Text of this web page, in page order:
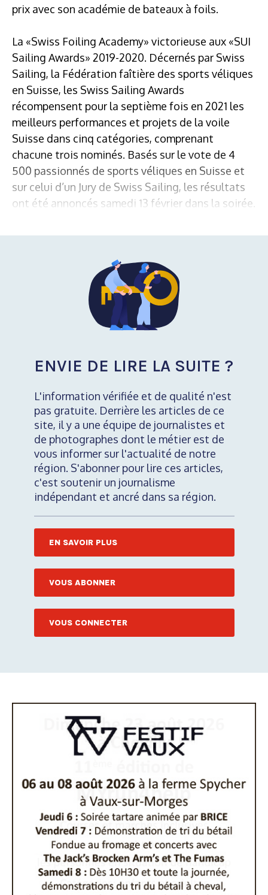
prix avec son académie de bateaux à foils.
La «Swiss Foiling Academy» victorieuse aux «SUI
Sailing Awards» 2019-2020. Décernés par Swiss
Sailing, la Fédération faîtière des sports véliques
en Suisse, les Swiss Sailing Awards
récompensent pour la septième fois en 2021 les
meilleurs performances et projets de la voile
Suisse dans cinq catégories, comprenant
chacune trois nominés. Basés sur le vote de 4
500 passionnés de sports véliques en Suisse et
sur celui d’un Jury de Swiss Sailing, les résultats
ont été annoncés samedi 13 février dans la soirée.
ENVIE DE LIRE LA SUITE ?
L'information vérifiée et de qualité n'est
pas gratuite. Derrière les articles de ce
site, il y a une équipe de journalistes et
de photographes dont le métier est de
vous informer sur l'actualité de notre
région. S'abonner pour lire ces articles,
c'est soutenir un journalisme
indépendant et ancré dans sa région.
EN SAVOIR PLUS
VOUS ABONNER
VOUS CONNECTER